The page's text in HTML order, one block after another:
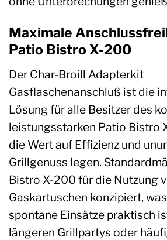
Maximale
Patio Bistro X-200
Der Char-Broill Adapterkit
Gasflaschenanschluß ist die
Lösung für alle Besitzer des
leistungsstarken Patio Bistro
die Wert auf Effizienz und
Grillgenuss legen.
Bistro X-200 für die Nutzung
Gaskartuschen konzipiert,
spontane Einsätze praktisch
längeren Grillpartys oder